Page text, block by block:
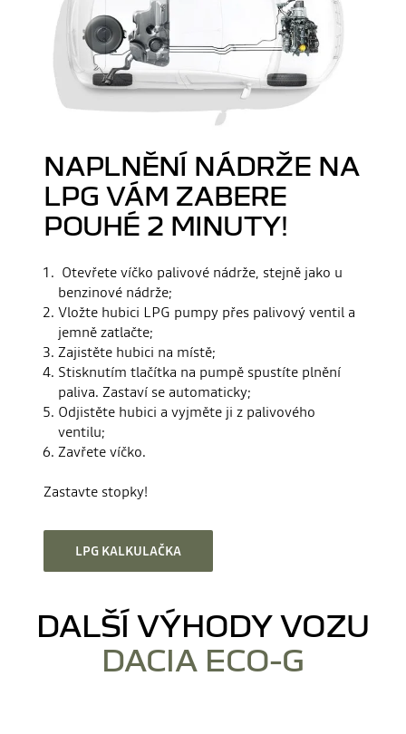
NAPLNĚNÍ NÁDRŽE NA
LPG VÁM ZABERE
POUHÉ 2 MINUTY!
Otevřete víčko palivové nádrže, stejně jako u
benzinové nádrže;
Vložte hubici LPG pumpy přes palivový ventil a
jemně zatlačte;
Zajistěte hubici na místě;
Stisknutím tlačítka na pumpě spustíte plnění
paliva. Zastaví se automaticky;
Odjistěte hubici a vyjměte ji z palivového
ventilu;
Zavřete víčko.
Zastavte stopky!
LPG KALKULAČKA
DALŠÍ VÝHODY VOZU
DACIA ECO-G